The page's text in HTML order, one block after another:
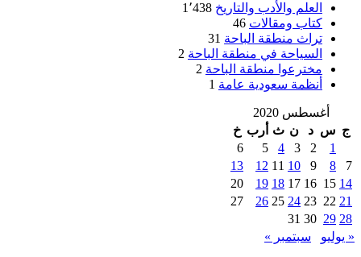
العلم والأدب والتاريخ 1٬438
كتاب ومقالات 46
تراث منطقة الباحة 31
السياحة في منطقة الباحة 2
مخترعوا منطقة الباحة 2
أنظمة سعودية عامة 1
أغسطس 2020
ج س د ن ث أرب خ
1
2
3
4
5
6
7
8
9
10
11
12
13
14
15
16
17
18
19
20
21
22
23
24
25
26
27
28
29
30
31
« يوليو
سبتمبر »